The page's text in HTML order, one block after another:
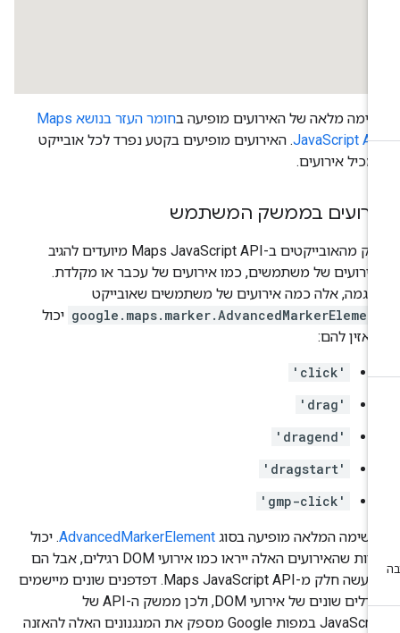
מלאה של האירועים מופיעה ב
חומר העזר בנושא Maps
JavaScript. האירועים מופיעים בקטע נפרד לכל אובייקט
אירועים.
בממשק המשתמש
חלק מהאובייקטים ב-Maps JavaScript API מיועדים להגיב
של משתמשים, כמו אירועים של עכבר או מקלדת.
אלה כמה אירועים של משתמשים שאובייקט
יכול
להם:
'click'
'drag'
'dragend'
'dragstart'
'gmp-click'
המלאה מופיעה בסוגAdvancedMarkerElement. יכול
להיות שהאירועים האלה ייראו כמו אירועי DOM רגילים, אבל הם
למעשה חלק מ-Maps JavaScript API. דפדפנים שונים מיישמים
מודלים שונים של אירועי DOM, ולכן ממשק ה-API של
JavaScript במפות Google מספק את המנגנונים האלה להאזנה